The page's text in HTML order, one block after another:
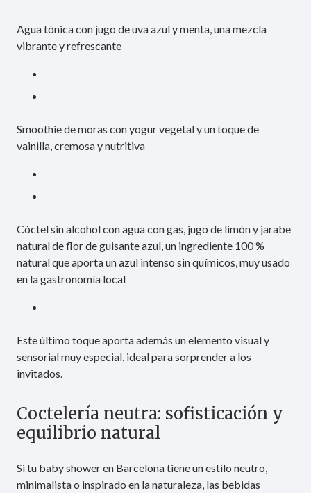
Agua tónica con jugo de uva azul y menta, una mezcla
vibrante y refrescante
Smoothie de moras con yogur vegetal y un toque de
vainilla, cremosa y nutritiva
Cóctel sin alcohol con agua con gas, jugo de limón y jarabe
natural de flor de guisante azul, un ingrediente 100 %
natural que aporta un azul intenso sin químicos, muy usado
en la gastronomía local
Este último toque aporta además un elemento visual y
sensorial muy especial, ideal para sorprender a los
invitados.
Coctelería neutra: sofisticación y
equilibrio natural
Si tu baby shower en Barcelona tiene un estilo neutro,
minimalista o inspirado en la naturaleza, las bebidas